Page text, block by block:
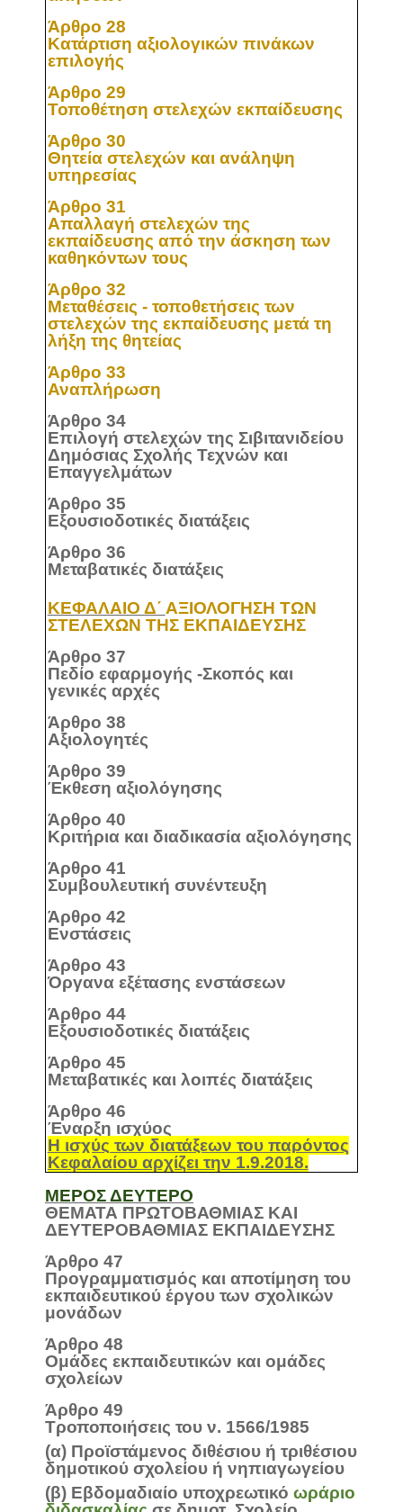
Άρθρο 28
Κατάρτιση αξιολογικών πινάκων
επιλογής
Άρθρο 29
Τοποθέτηση στελεχών εκπαίδευσης
Άρθρο 30
Θητεία στελεχών και ανάληψη
υπηρεσίας
Άρθρο 31
Απαλλαγή στελεχών της
εκπαίδευσης από την άσκηση των
καθηκόντων τους
Άρθρο 32
Μεταθέσεις - τοποθετήσεις των
στελεχών της εκπαίδευσης μετά τη
λήξη της θητείας
Άρθρο 33
Αναπλήρωση
Άρθρο 34
Επιλογή στελεχών της Σιβιτανιδείου
Δημόσιας Σχολής Τεχνών και
Επαγγελμάτων
Άρθρο 35
Εξουσιοδοτικές διατάξεις
Άρθρο 36
Μεταβατικές διατάξεις
ΚΕΦΑΛΑΙΟ Δ΄ ΑΞΙΟΛΟΓΗΣΗ ΤΩΝ
ΣΤΕΛΕΧΩΝ ΤΗΣ ΕΚΠΑΙΔΕΥΣΗΣ
Άρθρο 37
Πεδίο εφαρμογής -Σκοπός και
γενικές αρχές
Άρθρο 38
Αξιολογητές
Άρθρο 39
Έκθεση αξιολόγησης
Άρθρο 40
Κριτήρια και διαδικασία αξιολόγησης
Άρθρο 41
Συμβουλευτική συνέντευξη
Άρθρο 42
Ενστάσεις
Άρθρο 43
Όργανα εξέτασης ενστάσεων
Άρθρο 44
Eξουσιοδοτικές διατάξεις
Άρθρο 45
Μεταβατικές και λοιπές διατάξεις
Άρθρο 46
Έναρξη ισχύος
Η ισχύς των διατάξεων του παρόντος
Κεφαλαίου αρχίζει την 1.9.2018.
ΜΕΡΟΣ ΔΕΥΤΕΡΟ
ΘΕΜΑΤΑ ΠΡΩΤΟΒΑΘΜΙΑΣ ΚΑΙ
ΔΕΥΤΕΡΟΒΑΘΜΙΑΣ ΕΚΠΑΙΔΕΥΣΗΣ
Άρθρο 47
Προγραμματισμός και αποτίμηση του
εκπαιδευτικού έργου των σχολικών
μονάδων
Άρθρο 48
Ομάδες εκπαιδευτικών και ομάδες
σχολείων
Άρθρο 49
Τροποποιήσεις του ν. 1566/1985
(α) Προϊστάμενος διθέσιου ή τριθέσιου
δημοτικού σχολείου ή νηπιαγωγείου
(β) Εβδομαδιαίο υποχρεωτικό ωράριο